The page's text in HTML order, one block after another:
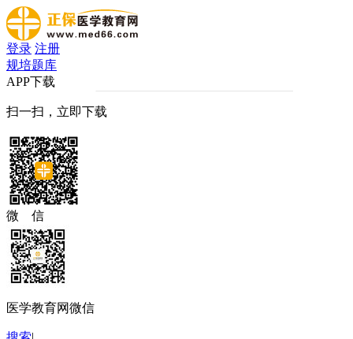
登录 注册
规培题库
APP下载
扫一扫，立即下载
微 信
医学教育网微信